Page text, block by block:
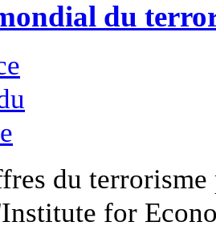
du
du
for